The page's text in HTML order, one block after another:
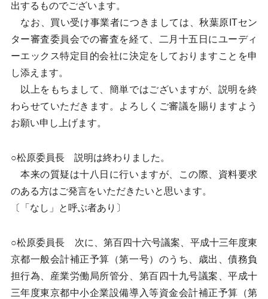
出するものでございます。
なお、買い受け事業者につきましては、秋葉原ITセン
ター審査委員会での審査を経て、二月十五日にユーディ
ーエックス特定目的会社に決定をしておりますことを申
し添えます。
以上をもちまして、簡単ではございますが、説明を終
わらせていただきます。よろしくご審議を賜りますよう
お願い申し上げます。
○松原委員長 説明は終わりました。
本来の質疑は十八日に行いますが、この際、資料要求
のある方はご発言をいただきたいと思います。
〔「なし」と呼ぶ者あり〕
○松原委員長 次に、第百四十六号議案、平成十三年度東
京都一般会計補正予算（第一号）のうち、歳出、債務負
担行為、産業労働局所管分、第百四十九号議案、平成十
三年度東京都中小企業設備導入等資金会計補正予算（第